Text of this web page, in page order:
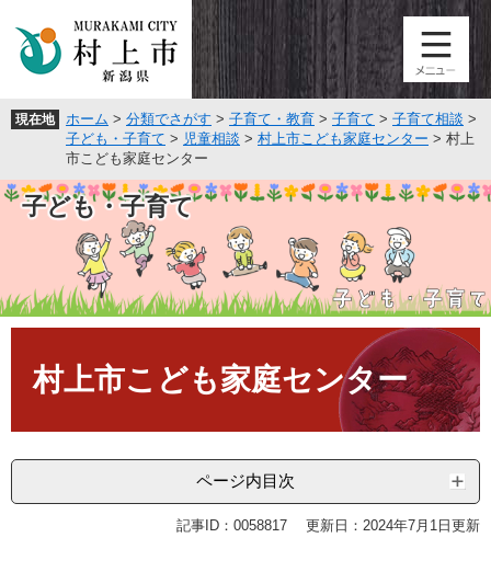
頭
。
飛
て
現在地 ホーム > 分類でさがす > 子育て・教育 > 子育て > 子育て相談 >
子ども・子育て > 児童相談 > 村上市こども家庭センター > 村上
市こども家庭センター
子ども・子育て
村上市こども家庭センター
ページ内目次
記事ID：0058817 更新日：2024年7月1日更新